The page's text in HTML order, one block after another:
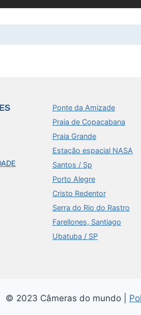
Ponte da Amizade
Praia de Copacabana
Praia Grande
Estação espacial NASA
Santos / Sp
Porto Alegre
Cristo Redentor
Serra do Rio do Rastro
Farellones, Santiago
Ubatuba / SP
© 2023 Câmeras do mundo |